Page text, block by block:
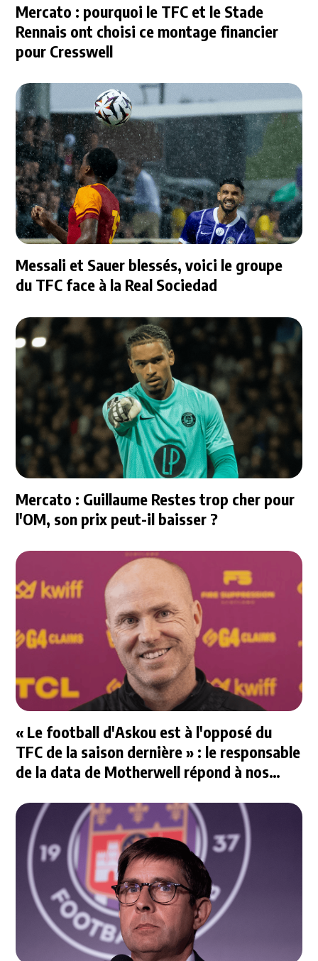
Mercato : pourquoi le TFC et le Stade
Rennais ont choisi ce montage financier
pour Cresswell
Messali et Sauer blessés, voici le groupe
du TFC face à la Real Sociedad
Mercato : Guillaume Restes trop cher pour
l'OM, son prix peut-il baisser ?
« Le football d'Askou est à l'opposé du
TFC de la saison dernière » : le responsable
de la data de Motherwell répond à nos